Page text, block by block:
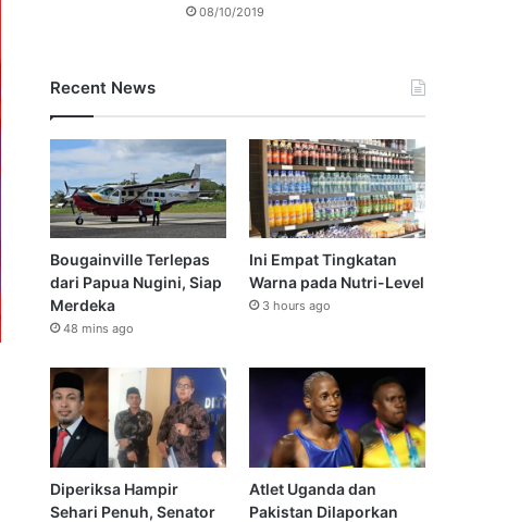
08/10/2019
Recent News
Bougainville Terlepas
dari Papua Nugini, Siap
Merdeka
48 mins ago
Ini Empat Tingkatan
Warna pada Nutri-Level
3 hours ago
Diperiksa Hampir
Sehari Penuh, Senator
Atlet Uganda dan
Pakistan Dilaporkan